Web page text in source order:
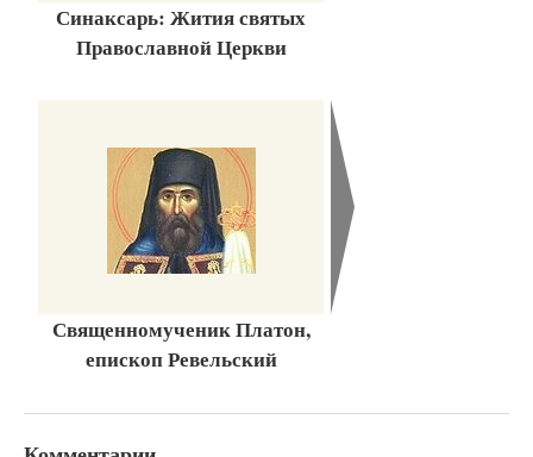
Синаксарь: Жития святых
Православной Церкви
Священномученик Платон,
епископ Ревельский